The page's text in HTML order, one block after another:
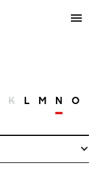
K L M N O